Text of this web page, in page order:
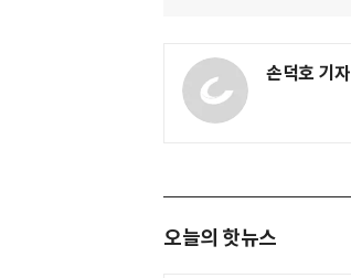
손덕호 기자
오늘의 핫뉴스